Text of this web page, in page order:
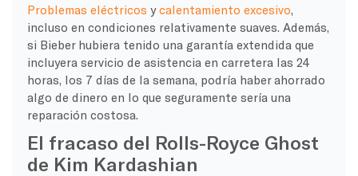
Problemas eléctricos ycalentamiento excesivo
incluso en condiciones relativamente suaves. Además,
si Bieber hubiera tenido una garantía extendida que
incluyera servicio de asistencia en carretera las 24
horas, los 7 días de la semana, podría haber ahorrado
algo de dinero en lo que seguramente sería una
reparación costosa.
El fracaso del Rolls-Royce Ghost
de Kim Kardashian